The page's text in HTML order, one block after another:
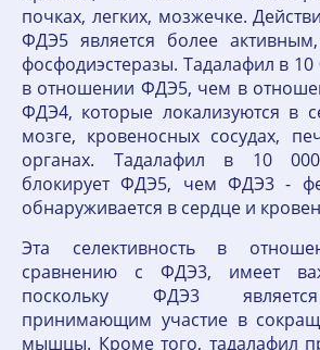
почках, легких, мозжечке.
ФДЭ5 является более
фосфодиэстеразы. Тадалафил в 10
в отношении ФДЭ5, чем в
ФДЭ4, которые локализуются в
мозге, кровеносных сосудах,
органах. Тадалафил в 10
блокирует ФДЭ5, чем ФДЭ3 -
обнаруживается в сердце и
Эта селективность в
сравнению с ФДЭ3, имеет
поскольку ФДЭ3
принимающим участие в
мышцы. Кроме того, тадалафил